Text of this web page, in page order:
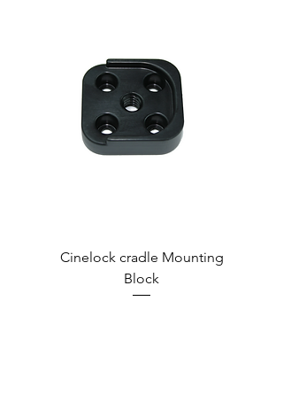
Cinelock cradle Mounting
Block